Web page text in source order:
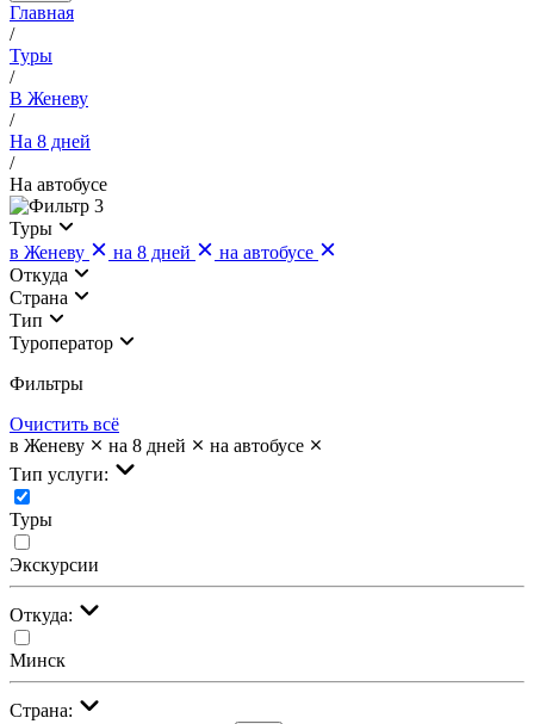
Главная
/
Туры
/
В Женеву
/
На 8 дней
/
На автобусе
3
Туры
в Женеву
на 8 дней
на автобусе
Откуда
Страна
Тип
Туроператор
Фильтры
Очистить всё
в Женеву
на 8 дней
на автобусе
Тип услуги:
Туры
Экскурсии
Откуда:
Минск
Страна: